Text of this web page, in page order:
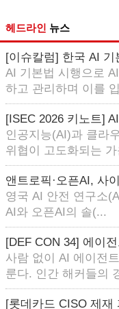
헤드라인 뉴스
[이슈칼럼] 한국 AI
AI 기본법 시행으로
하고 관리하며 이를
[ISEC 2026 키노트]
인공지능(AI)과 클라
위협이 고도화되는
앤트로픽·오픈AI, 사
영국 AI 안전 연구소
AI와 오픈AI의 솔(...
[DEF CON 34] 에이
사람 없이 AI 에이전
룬다. 인간 해커들의
[롯데카드 CISO 제